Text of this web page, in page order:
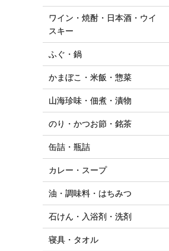
ワイン・焼酎・日本酒・ウイ
スキー
ふぐ・鍋
かまぼこ・米飯・惣菜
山海珍味・佃煮・漬物
のり・かつお節・銘茶
缶詰・瓶詰
カレー・スープ
油・調味料・はちみつ
石けん・入浴剤・洗剤
寝具・タオル